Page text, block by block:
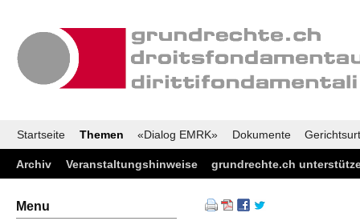
Startseite Themen «Dialog EMRK» Dokumente
Archiv Veranstaltungshinweise grundrechte.ch
Menu